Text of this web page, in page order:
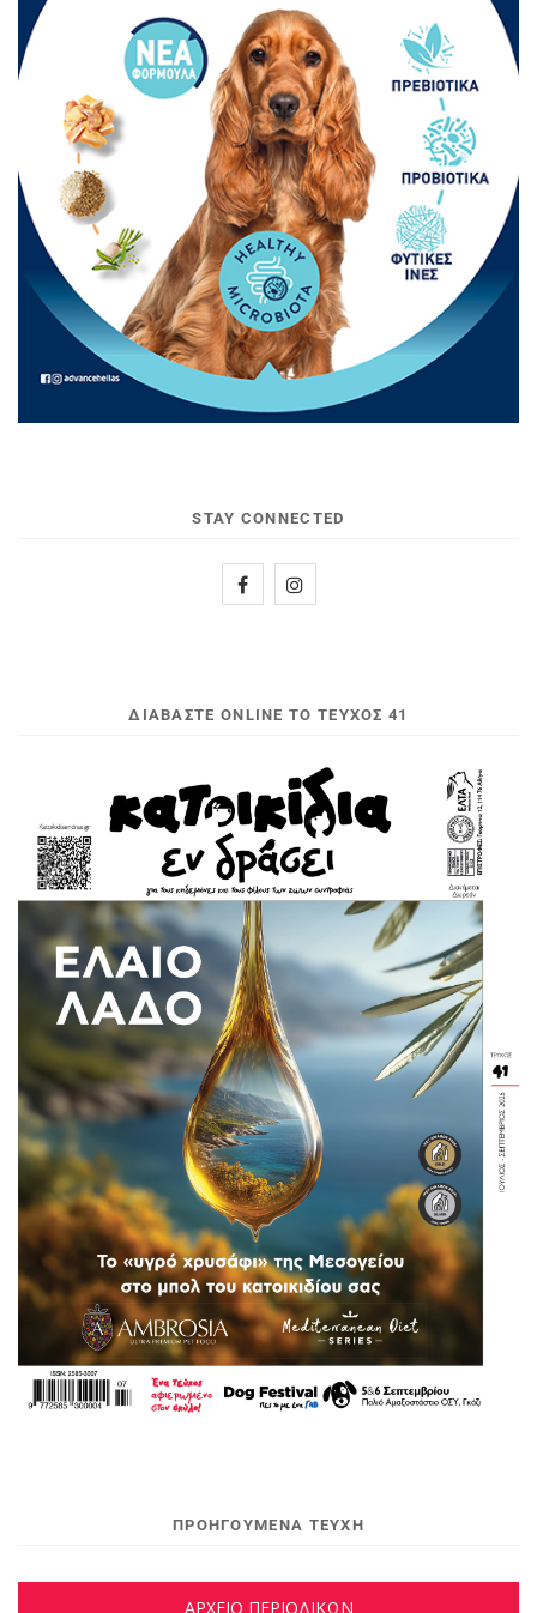
STAY CONNECTED
ΔΙΑΒΆΣΤΕ ONLINE ΤΟ ΤΕΎΧΟΣ 41
ΠΡΟΗΓΟΥΜΕΝΑ ΤΕΥΧΗ
ΑΡΧΕΙΟ ΠΕΡΙΟΔΙΚΩΝ